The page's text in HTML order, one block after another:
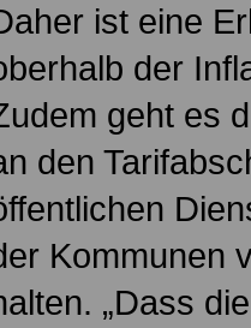
ist eine
der
geht es
den
Kommunen
„Dass